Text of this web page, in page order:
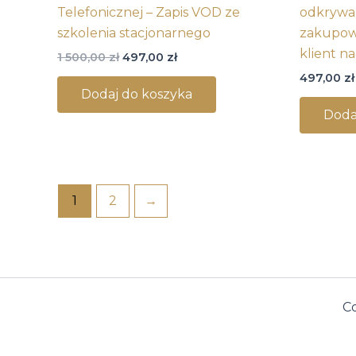
Telefonicznej – Zapis VOD ze
szkolenia stacjonarnego
1 500,00zł 497,00 zł
Dodaj do koszyka
klient
497,00 zł
1 2 →